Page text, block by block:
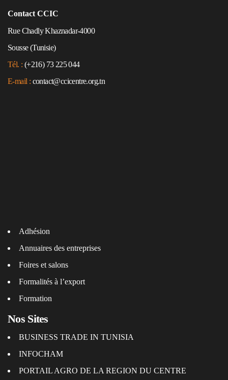
Contact CCIC
Rue Chadly Khaznadar-4000
Sousse (Tunisie)
Tél. : (+216) 73 225 044
E-mail : contact@ccicentre.org.tn
Adhésion
Annuaires des entreprises
Foires et salons
Formalités à l’export
Formation
Nos Sites
BUSINESS TRADE IN TUNISIA
INFOCHAM
PORTAIL AGRO DE LA REGION DU CENTRE